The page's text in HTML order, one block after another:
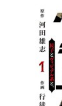
虹之桥